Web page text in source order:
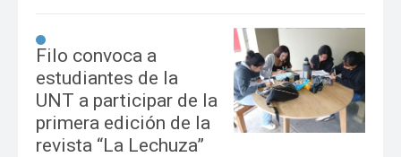
Filo convoca a
estudiantes de la
UNT a participar de la
primera edición de la
revista “La Lechuza”